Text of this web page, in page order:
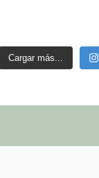
Cargar más...